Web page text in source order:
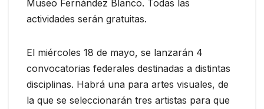
Museo Fernández Blanco. Todas las
actividades serán gratuitas.
El miércoles 18 de mayo, se lanzarán 4
convocatorias federales destinadas a distintas
disciplinas. Habrá una para artes visuales, de
la que se seleccionarán tres artistas para que